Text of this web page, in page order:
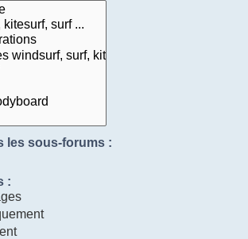
les sous-forums :
: